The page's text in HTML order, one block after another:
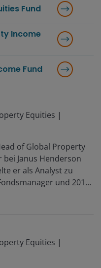
Fund
Income
Fund
Equities |
of Global Property
Janus Henderson
er als Analyst zu
und 2012
Global Property
Henderson war er
Equities |